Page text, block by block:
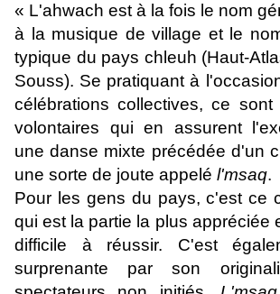
« L'ahwach est à la fois le nom
à la musique de village et le
typique du pays chleuh (Haut-
Souss). Se pratiquant à
célébrations collectives, ce sont
volontaires qui en assurent
une danse mixte précédée d'un
une sorte de joute appelé l'msaq.
Pour les gens du pays, c'est ce
qui est la partie la plus appréciée
difficile à réussir. C'est
surprenante par son